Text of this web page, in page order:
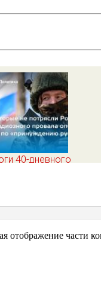
40-дневного
полный
провала
Украины
отображение части